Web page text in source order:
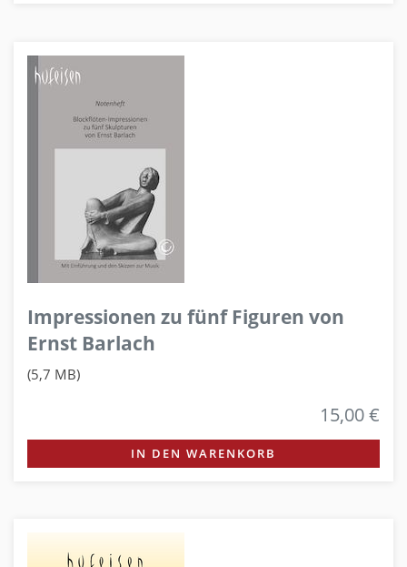
Impressionen zu fünf Figuren von
Ernst Barlach
(5,7 MB)
15,00 €
IN DEN WARENKORB